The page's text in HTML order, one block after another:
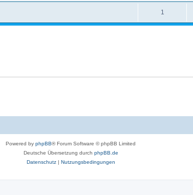
1
Powered by phpBB® Forum Software © phpBB Limited
Deutsche Übersetzung durch phpBB.de
Datenschutz| Nutzungsbedingungen